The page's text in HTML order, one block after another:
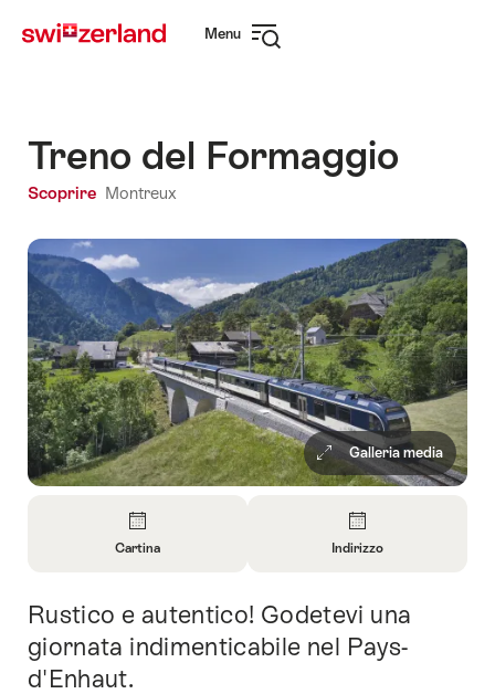
rapida
Menu
Treno del Formaggio
Scoprire Montreux
Galleria media
su
Cartina
Cartina
su
Contatto
Indirizzo
Introduzione
Rustico e autentico! Godetevi una
giornata indimenticabile nel Pays-
d'Enhaut.